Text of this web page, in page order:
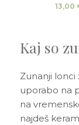
13,00
Kaj so
Zunanji lonci
uporabo na
na
najdeš